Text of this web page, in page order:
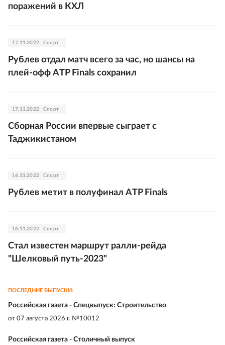
поражений в КХЛ
17.11.2022 Спорт
Рублев отдал матч всего за час, но шансы на
плей-офф ATP Finals сохранил
17.11.2022 Спорт
Сборная России впервые сыграет с
Таджикистаном
16.11.2022 Спорт
Рублев метит в полуфинал ATP Finals
16.11.2022 Спорт
Стал известен маршрут ралли-рейда
"Шелковый путь-2023"
ПОСЛЕДНИЕ ВЫПУСКИ:
Российская газета - Спецвыпуск: Строительство
от 07 августа 2026 г. №10012
Российская газета - Столичный выпуск